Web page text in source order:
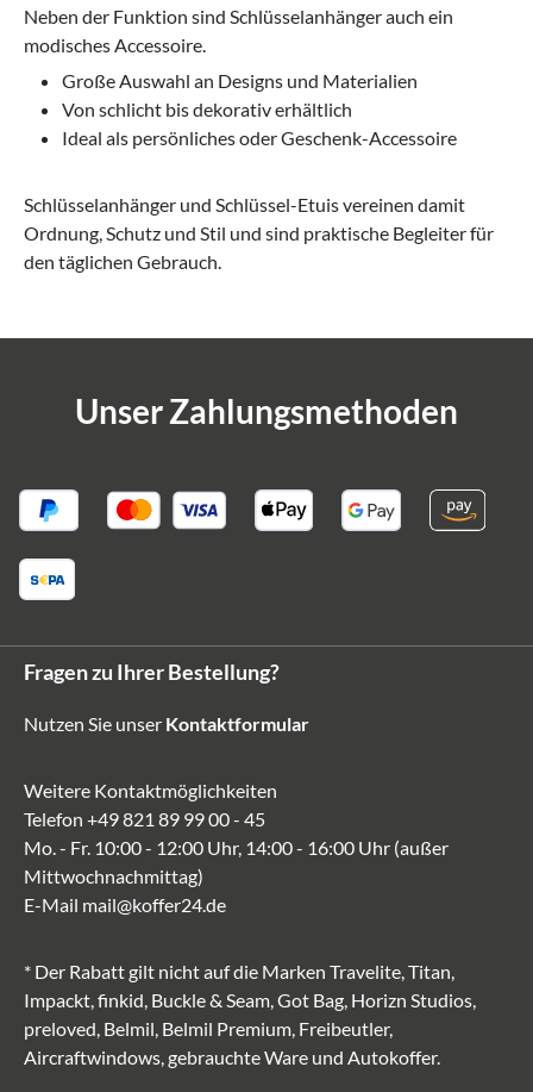
Neben der Funktion sind Schlüsselanhänger auch ein
modisches Accessoire.
Große Auswahl an Designs und Materialien
Von schlicht bis dekorativ erhältlich
Ideal als persönliches oder Geschenk-Accessoire
Schlüsselanhänger und Schlüssel-Etuis vereinen damit
Ordnung, Schutz und Stil und sind praktische Begleiter für
den täglichen Gebrauch.
Unser Zahlungsmethoden
Fragen zu Ihrer Bestellung?
Nutzen Sie unser Kontaktformular
Weitere Kontaktmöglichkeiten
Telefon +49 821 89 99 00 - 45
Mo. - Fr. 10:00 - 12:00 Uhr, 14:00 - 16:00 Uhr (außer
Mittwochnachmittag)
E-Mail mail@koffer24.de
* Der Rabatt gilt nicht auf die Marken Travelite, Titan,
Impackt, finkid, Buckle & Seam, Got Bag, Horizn Studios,
preloved, Belmil, Belmil Premium, Freibeutler,
Aircraftwindows, gebrauchte Ware und Autokoffer.